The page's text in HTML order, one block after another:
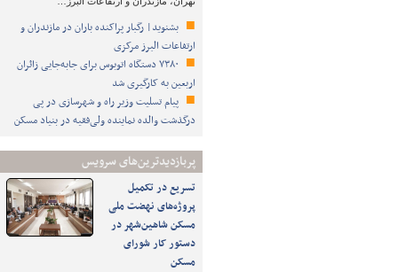
بشنوید| رگبار پراکنده باران در مازندران و
ارتفاعات البرز مرکزی
۷۳۸۰ دستگاه اتوبوس برای جابه‌جایی زائران
اربعین به‌ کارگیری شد
پیام تسلیت وزیر راه و شهرسازی در پی
درگذشت والده نماینده ولی‌فقیه در بنیاد مسکن
پربازدیدترین‌های سرویس
تسریع در تکمیل
پروژه‌های نهضت ملی
مسکن شاهین‌شهر در
دستور کار شورای
مسکن